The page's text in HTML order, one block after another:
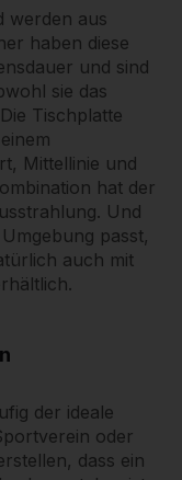
werden aus
haben diese
und sind
sie das
Tischplatte
Mittellinie und
hat der
Und
passt,
auch mit
der ideale
oder
dass ein